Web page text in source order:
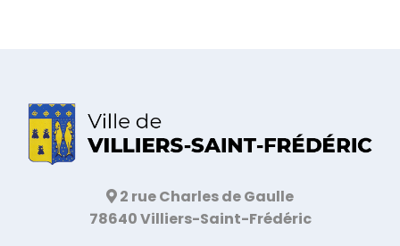
2 rue Charles de Gaulle
78640 Villiers-Saint-Frédéric